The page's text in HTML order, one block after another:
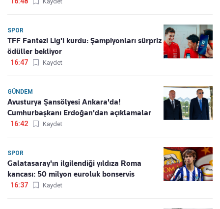
SPOR
TFF Fantezi Lig'i kurdu: Şampiyonları sürpriz
ödüller bekliyor
16:47 Kaydet
GÜNDEM
Avusturya Şansölyesi Ankara'da!
Cumhurbaşkanı Erdoğan'dan açıklamalar
16:42 Kaydet
SPOR
Galatasaray'ın ilgilendiği yıldıza Roma
kancası: 50 milyon euroluk bonservis
16:37 Kaydet